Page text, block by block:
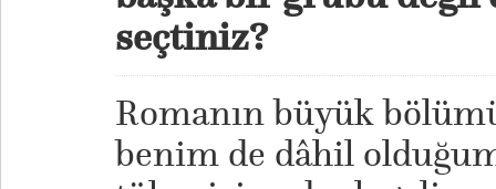
seçtiniz?
Romanın büyük
benim de dâhil